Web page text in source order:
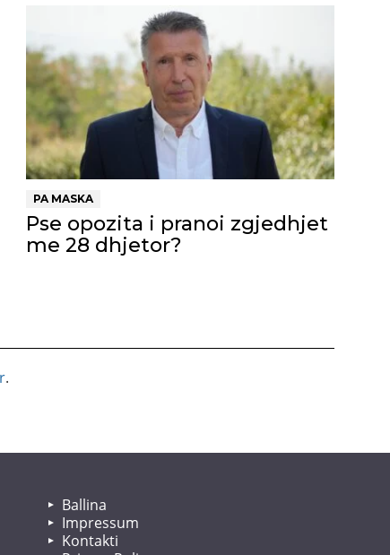
PA MASKA
Pse opozita i pranoi zgjedhjet
me 28 dhjetor?
.
Ballina
Impressum
Kontakti